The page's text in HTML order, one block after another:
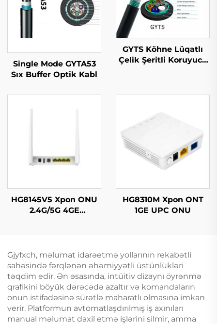
Single Mode GYTA53
Sıx Buffer Optik Kabl
GYTS Köhne Lüqatlı
Çelik Şeritli Koruyucu
HG8145V5 Xpon ONU
2.4G/5G 4GE
HG8310M Xpon ONT
1GE UPC ONU
Gjyfxch, məlumat idarəetmə yollarının rekabətli
sahəsində fərqlənən əhəmiyyətli üstünlükləri
təqdim edir. Ən əsasında, intüitiv dizaynı öyrənmə
qrafikini böyük dərəcədə azaltır və komandaların
onun istifadəsinə sürətlə maharatlı olmasına imkan
verir. Platformun avtomatlaşdırılmış iş axınıları
manual məlumat daxil etmə işlərini silmir, amma